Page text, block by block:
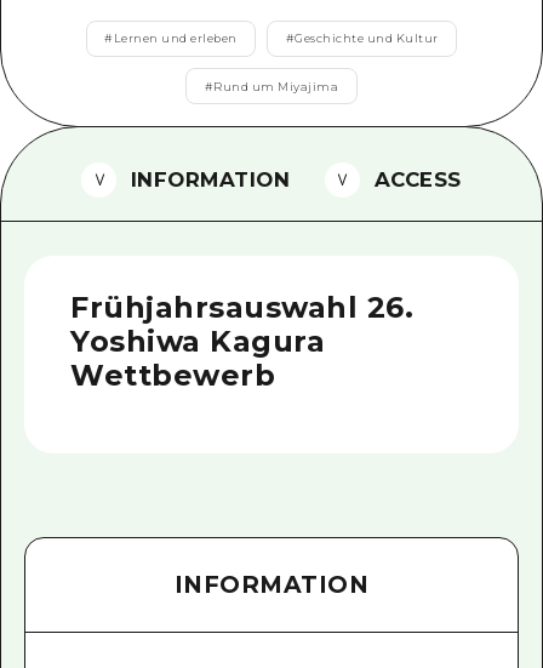
Ein freiwilliger Führer
Videos von Hiroshima
Foto-Download
# Lernen und erleben #Geschichte und Kultur
#Rund um Miyajima
INFORMATION ACCESS
Frühjahrsauswahl 26.
Yoshiwa Kagura
Wettbewerb
INFORMATION